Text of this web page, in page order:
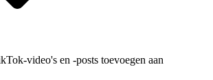
video's en -posts toevoegen aan